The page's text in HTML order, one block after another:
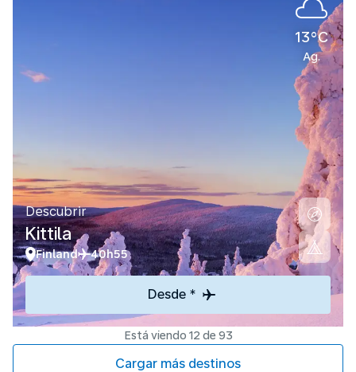
13°C
Ag.
Descubrir
Kittila
Finland 40h55
Desde *
Está viendo 12 de 93
Cargar más destinos